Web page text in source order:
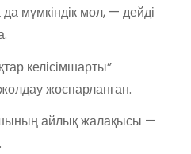
мүмкіндік мол, — дейді
келісімшарты”
жоспарланған.
айлық жалақысы —